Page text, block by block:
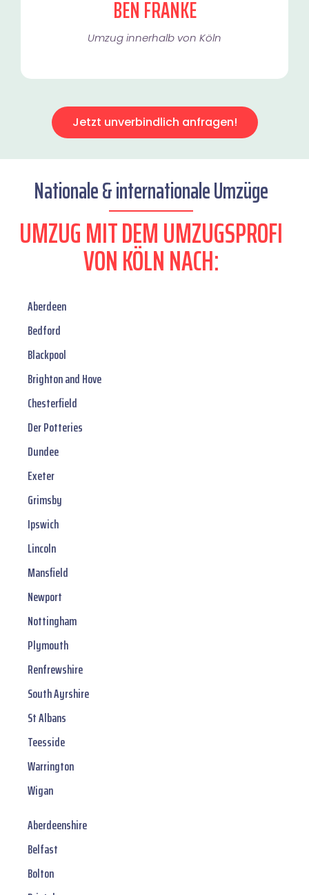
BEN FRANKE
Umzug innerhalb von Köln​
Jetzt unverbindlich anfragen!
Nationale & internationale Umzüge
UMZUG MIT DEM UMZUGSPROFI
VON KÖLN NACH:
Aberdeen
Bedford
Blackpool
Brighton and Hove
Chesterfield
Der Potteries
Dundee
Exeter
Grimsby
Ipswich
Lincoln
Mansfield
Newport
Nottingham
Plymouth
Renfrewshire
South Ayrshire
St Albans
Teesside
Warrington
Wigan
Aberdeenshire
Belfast
Bolton